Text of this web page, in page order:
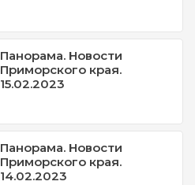
Панорама. Новости
Приморского края.
15.02.2023
Панорама. Новости
Приморского края.
14.02.2023